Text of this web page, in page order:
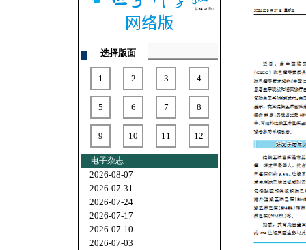
选择版面
1 2 3 4
5 6 7 8
9 10 11 12
电子杂志
2026-08-07
2026-07-31
2026-07-24
2026-07-17
2026-07-10
2026-07-03